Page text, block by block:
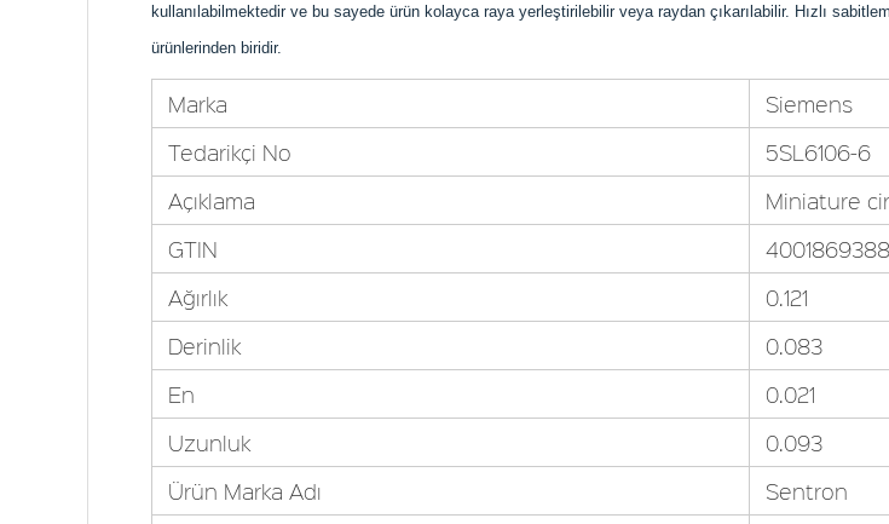
kullanılabilmektedir ve bu sayede ürün kolayca raya yerleştirilebilir veya raydan çıkarılabilir. Hızlı
ürünlerinden biridir.
Marka
Siemens
Tedarikçi No
5SL6106-6
Açıklama
Miniature
GTIN
Ağırlık
0.121
Derinlik
0.083
En
0.021
Uzunluk
0.093
Ürün Marka Adı
Sentron